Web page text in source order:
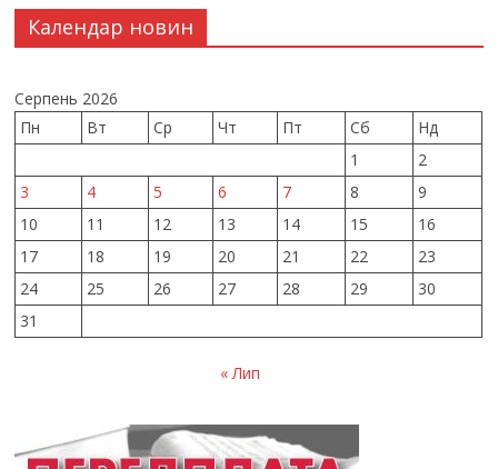
Календар новин
Серпень 2026
Пн
Вт Ср Чт Пт Сб
Нд
1
2
3
4 5 6 7 8
9
10
11 12 13 14 15
16
17
18 19 20 21 22
23
24
25 26 27 28 29
30
31
« Лип